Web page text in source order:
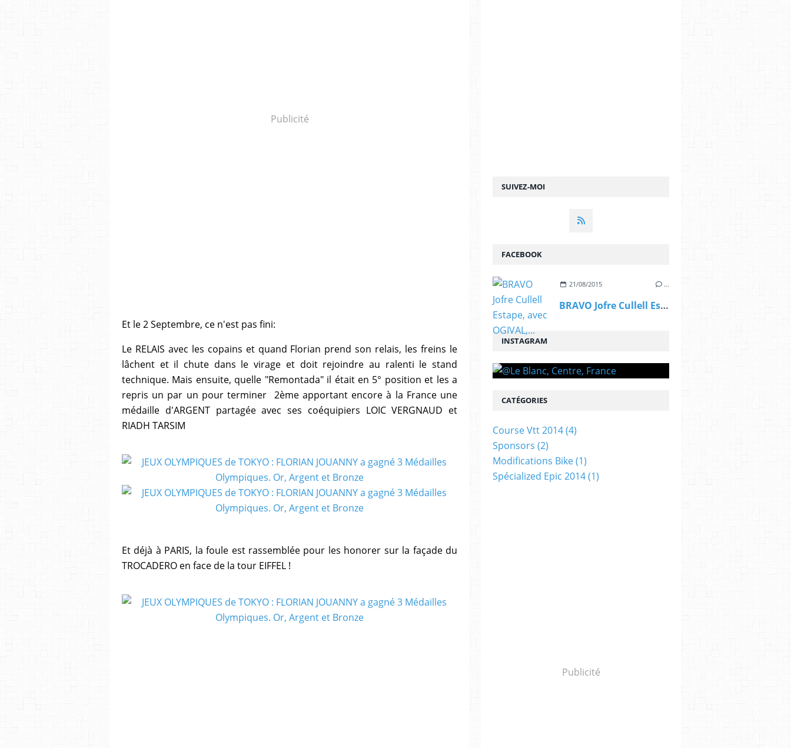
Publicité
Et le 2 Septembre, ce n'est pas fini:
Le RELAIS avec les copains et quand Florian prend son relais, les freins le
lâchent et il chute dans le virage et doit rejoindre au ralenti le stand
technique. Mais ensuite, quelle "Remontada" il était en 5° position et les a
repris un par un pour terminer 2ème apportant encore à la France une
médaille d'ARGENT partagée avec ses coéquipiers LOIC VERGNAUD et
RIADH TARSIM
Et déjà à PARIS, la foule est rassemblée pour les honorer sur la façade du
TROCADERO en face de la tour EIFFEL !
SUIVEZ-MOI
FACEBOOK
21/08/2015 …
BRAVO Jofre Cullell Estape, avec OGIVAL,...
INSTAGRAM
CATÉGORIES
Course Vtt 2014(4)
Sponsors (2)
Modifications Bike(1)
Spécialized Epic 2014(1)
Publicité